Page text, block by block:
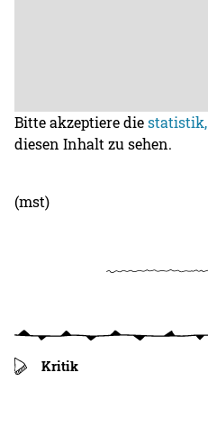
Bitte akzeptiere die
diesen Inhalt zu sehen.
(mst)
Kritik